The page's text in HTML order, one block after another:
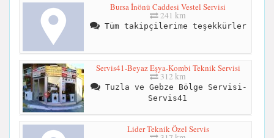
Bursa İnönü Caddesi Vestel Servisi
241 km
Tüm takipçilerime teşekkürler
Servis41-Beyaz Eşya-Kombi Teknik Servisi
312 km
Tuzla ve Gebze Bölge Servisi-
Servis41
Lider Teknik Özel Servis